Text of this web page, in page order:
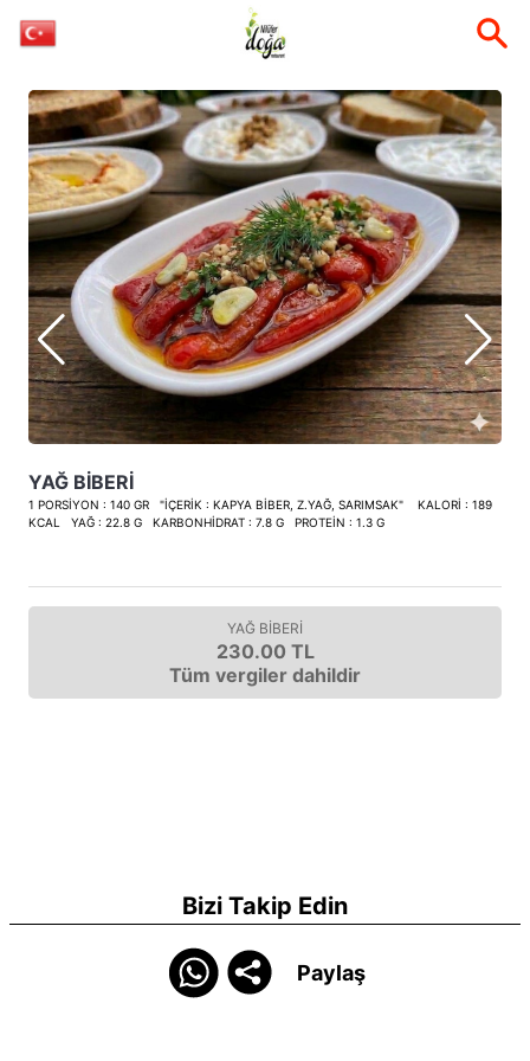
YAĞ BİBERİ
1 PORSİYON : 140 GR "İÇERİK : KAPYA BİBER, Z.YAĞ, SARIMSAK" KALORİ : 189
KCAL YAĞ : 22.8 G KARBONHİDRAT : 7.8 G PROTEİN : 1.3 G
YAĞ BİBERİ
230.00 TL
Tüm vergiler dahildir
Bizi Takip Edin
Paylaş